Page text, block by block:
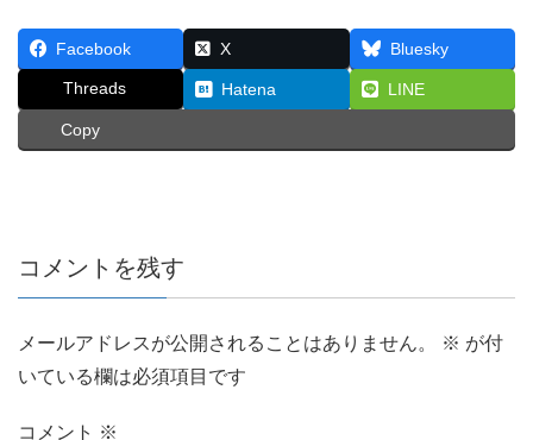
Facebook X Bluesky
Threads Hatena LINE
Copy
コメントを残す
メールアドレスが公開されることはありません。 ※ が付
いている欄は必須項目です
コメント ※